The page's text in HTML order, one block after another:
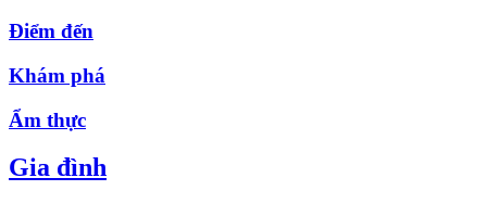
Điểm đến
Khám phá
Ẩm thực
Gia đình